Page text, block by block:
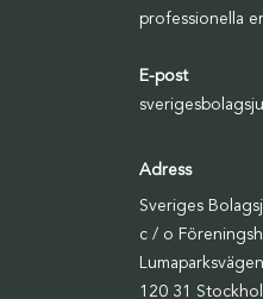
professionella
E-post
Adress
Sveriges
c / o
120 31